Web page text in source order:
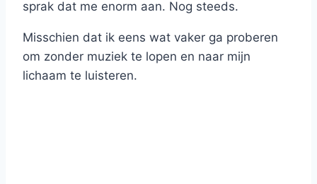
sprak dat me enorm aan. Nog steeds.
Misschien dat ik eens wat vaker ga proberen
om zonder muziek te lopen en naar mijn
lichaam te luisteren.